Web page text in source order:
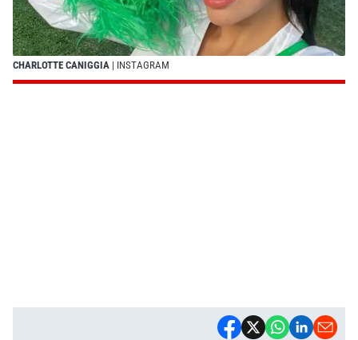
CHARLOTTE CANIGGIA | INSTAGRAM